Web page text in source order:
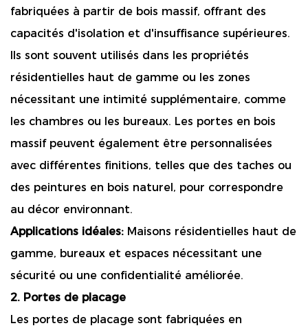
fabriquées à partir de bois massif, offrant des
capacités d'isolation et d'insuffisance supérieures.
Ils sont souvent utilisés dans les propriétés
résidentielles haut de gamme ou les zones
nécessitant une intimité supplémentaire, comme
les chambres ou les bureaux. Les portes en bois
massif peuvent également être personnalisées
avec différentes finitions, telles que des taches ou
des peintures en bois naturel, pour correspondre
au décor environnant.
Applications idéales: Maisons résidentielles haut de
gamme, bureaux et espaces nécessitant une
sécurité ou une confidentialité améliorée.
2. Portes de placage
Les portes de placage sont fabriquées en